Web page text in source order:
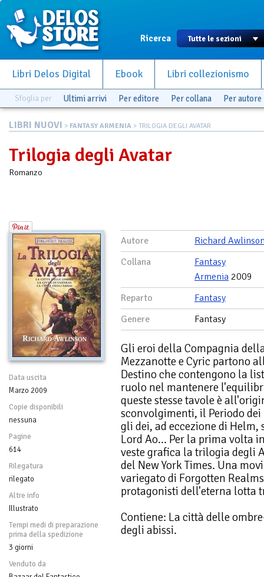
Ricerca
Libri Delos Digital Ebook Libri collezionismo
Sfoglia per Ultimi arrivi Per editore Per collana Per autore
LIBRI NUOVI > FANTASY ARMENIA > TRILOGIA DEGLI AVATAR
Trilogia degli Avatar
Romanzo
Data uscita
Marzo 2009
Copie disponibili
nessuna
Pagine
614
Rilegatura
rilegato
Altre info
Illustrato
Tempi medi di preparazione
prima della spedizione
3 giorni
Venduto da
Autore
Richard
Collana
Fantasy
Armenia 2009
Reparto
Fantasy
Genere
Fantasy
Gli eroi della Compagnia
Mezzanotte e Cyric partono
Destino che contengono la
ruolo nel mantenere
queste stesse tavole è
sconvolgimenti, il Periodo
gli dei, ad eccezione di
Lord Ao... Per la prima volta
veste grafica la trilogia degli
del New York Times. Una
variegato di Forgotten
protagonisti dell'eterna lotta
Contiene: La città delle
degli abissi.